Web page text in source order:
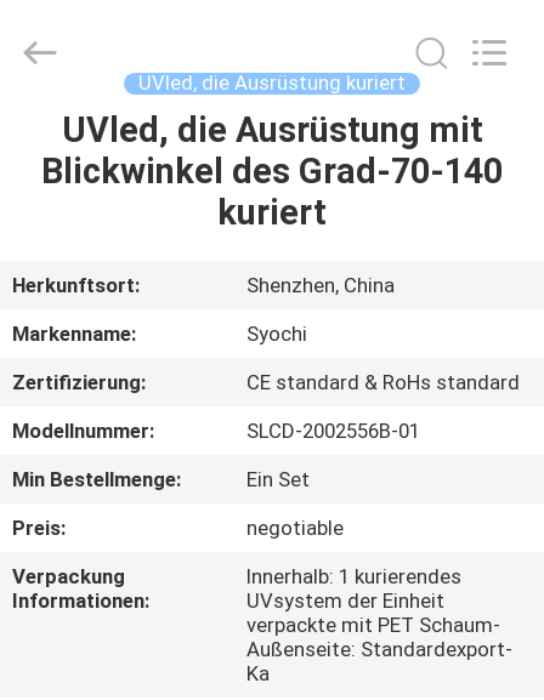
HAUS
ÜBER
UNS
FABRIK-
AUSFLUG
QUALITÄTSKONTROLLE
TRETEN
Electronics
UVled, die Ausrüstung kuriert
UVled, die Ausrüstung mit
Blickwinkel des Grad-70-140
kuriert
Herkunftsort:
Shenzhen, China
Markenname:
Syochi
Zertifizierung:
CE standard & RoHs standard
Modellnummer:
SLCD-2002556B-01
Min Bestellmenge:
Ein Set
Preis:
negotiable
Verpackung
Informationen:
Innerhalb: 1 kurierendes
UVsystem der Einheit
verpackte mit PET Schaum-
Außenseite: Standardexport-
Ka